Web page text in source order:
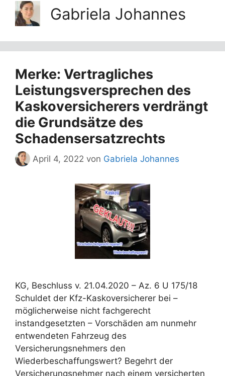
Gabriela Johannes
Merke: Vertragliches
Leistungsversprechen des
Kaskoversicherers verdrängt
die Grundsätze des
Schadensersatzrechts
April 4, 2022 von Gabriela Johannes
KG, Beschluss v. 21.04.2020 – Az. 6 U 175/18
Schuldet der Kfz-Kaskoversicherer bei –
möglicherweise nicht fachgerecht
instandgesetzten – Vorschäden am nunmehr
entwendeten Fahrzeug des
Versicherungsnehmers den
Wiederbeschaffungswert? Begehrt der
Versicherungsnehmer nach einem versicherten